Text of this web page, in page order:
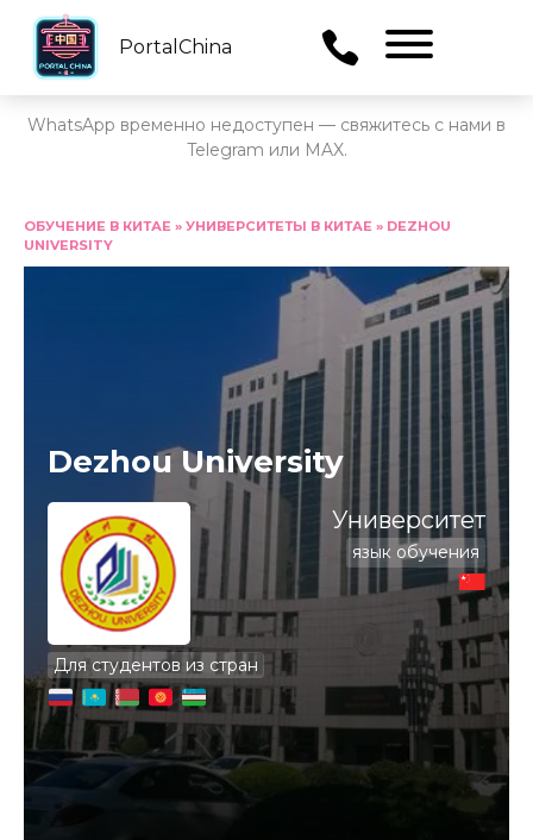
PortalChina
WhatsApp временно недоступен — свяжитесь с нами в
Telegram или MAX.
содержанию
ОБУЧЕНИЕ В КИТАЕ » УНИВЕРСИТЕТЫ В КИТАЕ » DEZHOU
UNIVERSITY
Dezhou University
Для студентов из стран
Университет
язык обучения